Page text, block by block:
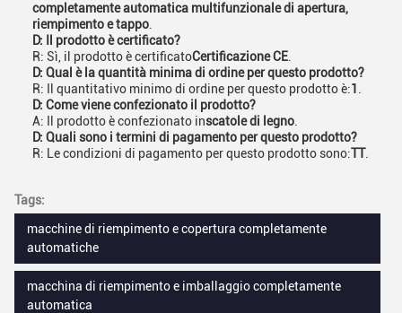
completamente automatica multifunzionale di apertura,
riempimento e tappo
D: Il prodotto è certificato?
R: Sì, il prodotto è certificatoCertificazione CE
D: Qual è la quantità minima di ordine per questo prodotto?
R: Il quantitativo minimo di ordine per questo prodotto è:1
D: Come viene confezionato il prodotto?
A: Il prodotto è confezionato inscatole di legno
D: Quali sono i termini di pagamento per questo prodotto?
R: Le condizioni di pagamento per questo prodotto sono:TT.
Tags:
macchine di riempimento e copertura completamente
automatiche
macchina di riempimento e imballaggio completamente
automatica